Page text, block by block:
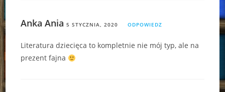
Anka Ania 5 STYCZNIA, 2020 ODPOWIEDZ
Literatura dziecięca to kompletnie nie mój typ, ale na
prezent fajna